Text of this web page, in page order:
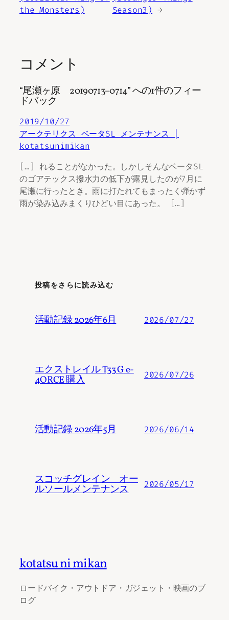
the Monsters)
Season3) →
コメント
“尾瀬ヶ原 20190713−0714” への1件のフィー
ドバック
2019/10/27
アークテリクス ベータSL メンテナンス |
kotatsunimikan
[…] れることがなかった。しかしそんなベータSL
のゴアテックス撥水力の低下が露見したのが7月に
尾瀬に行ったとき。雨に打たれてもまったく弾かず
雨が染み込みまくりひどい目にあった。 […]
投稿をさらに読み込む
活動記録 2026年6月 2026/07/27
エクストレイル T33 G e-
4ORCE 購入 2026/07/26
活動記録 2026年5月 2026/06/14
スコッチグレイン オー
ルソールメンテナンス 2026/05/17
kotatsu ni mikan
ロードバイク・アウトドア・ガジェット・映画のブ
ログ